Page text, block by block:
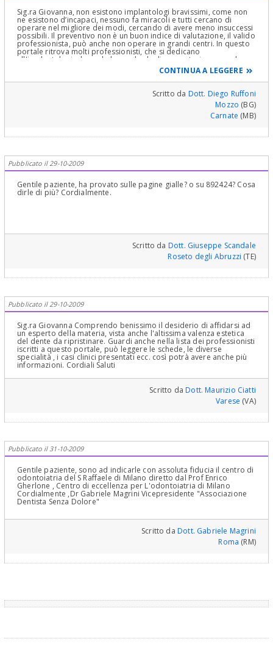
Sig.ra Giovanna, non esistono implantologi bravissimi, come non
ne esistono d’incapaci, nessuno fa miracoli e tutti cercano di
operare nel migliore dei modi, cercando di avere meno insuccessi
possibili. Il preventivo non è un buon indice di valutazione, il valido
professionista, può anche non operare in grandi centri. In questo
portale ritrova molti professionisti, che si dedicano
all'implantologia, legga la loro scheda di presentazione e scelga
l'odontoiatra che le da più fiducia. Grazie Paolo.CONTINUA A LEGGERE
Scritto da Dott. Diego Ruffoni
Mozzo (BG)
Carnate (MB)
Pubblicato il 29-10-2009
Gentile paziente, ha provato sulle pagine gialle? o su 892424? Cosa
dirle di più? Cordialmente.
Scritto da Dott. Giuseppe Scandale
Roseto degli Abruzzi (TE)
Pubblicato il 29-10-2009
Sig.ra Giovanna Comprendo benissimo il desiderio di affidarsi ad
un esperto della materia, vista anche l'altissima valenza estetica
del dente da ripristinare. Guardi anche nella lista dei professionisti
iscritti a questo portale, può leggere le schede, le diverse
specialità , i casi clinici presentati ecc. così potrà avere anche più
informazioni. Cordiali Saluti
Scritto daDott. Maurizio Ciatti
Varese (VA)
Pubblicato il 31-10-2009
Gentile paziente, sono ad indicarle con assoluta fiducia il centro di
odontoiatria del S Raffaele di Milano diretto dal Prof Enrico
Gherlone , Centro di eccellenza per L'odontoiatria di Milano
Cordialmente ,Dr Gabriele Magrini Vicepresidente "Associazione
Dentista Senza Dolore"
Scritto daDott. Gabriele Magrini
Roma (RM)